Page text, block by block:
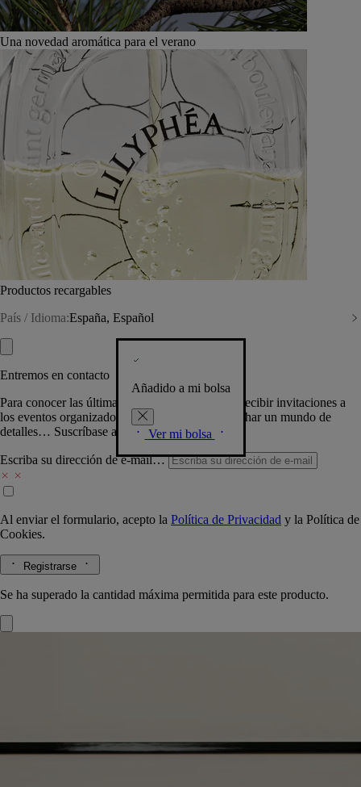
Una novedad aromática para el verano
Productos recargables
País / Idioma:España, Español
Añadido a mi bolsa
Ver mi bolsa
Entremos en contacto
Para conocer las últimas creaciones de la Casa, recibir invitaciones a
los eventos organizados por Diptyque y aprovechar un mundo de
detalles… Suscríbase a nuestra newsletter.
Escriba su dirección de e-mail…
Al enviar el formulario, acepto la Política de Privacidad y la Política de
Cookies.
Registrarse
Se ha superado la cantidad máxima permitida para este producto.